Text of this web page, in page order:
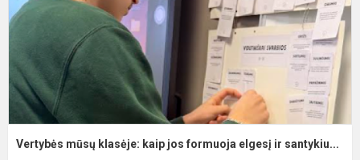
Vertybės mūsų klasėje: kaip jos formuoja elgesį ir santykiu...